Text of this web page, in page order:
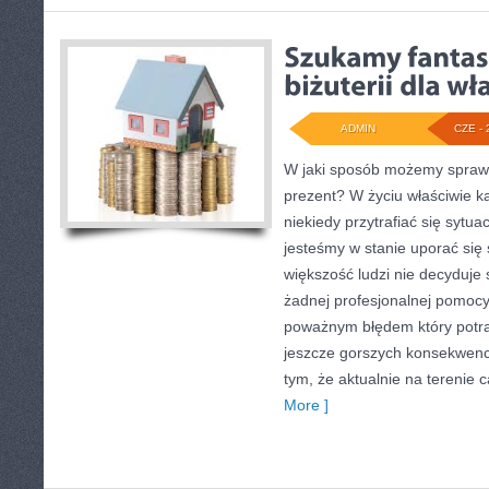
CZE -
ADMIN
W jaki sposób możemy
prezent? W życiu właściwie
niekiedy przytrafiać się
jesteśmy w stanie uporać
większość ludzi nie decyduje
żadnej profesjonalnej
poważnym błędem który
jeszcze gorszych
tym, że aktualnie na terenie
More ]